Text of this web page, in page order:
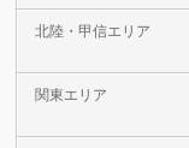
北陸・甲信エリア
関東エリア